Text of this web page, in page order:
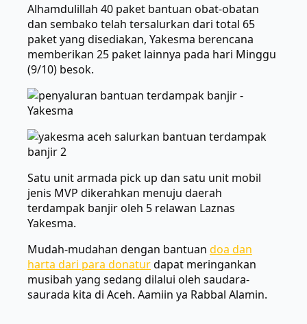
Alhamdulillah 40 paket bantuan obat-obatan
dan sembako telah tersalurkan dari total 65
paket yang disediakan, Yakesma berencana
memberikan 25 paket lainnya pada hari Minggu
(9/10) besok.
Satu unit armada pick up dan satu unit mobil
jenis MVP dikerahkan menuju daerah
terdampak banjir oleh 5 relawan Laznas
Yakesma.
Mudah-mudahan dengan bantuan doa dan
harta dari para donaturdapat meringankan
musibah yang sedang dilalui oleh saudara-
saurada kita di Aceh. Aamiin ya Rabbal Alamin.